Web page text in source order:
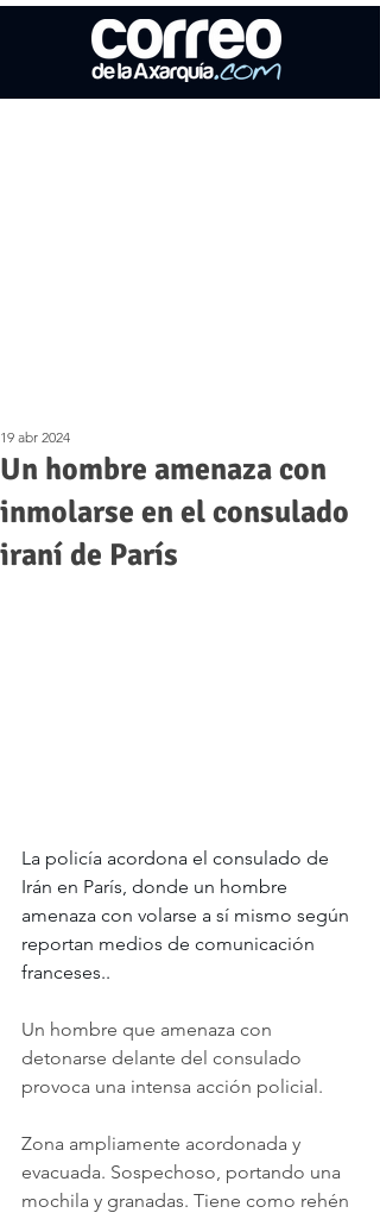
Un hombre amenaza con
inmolarse en el consulado
iraní de París
19 abr 2024
La policía acordona el consulado de
Irán en París, donde un hombre
amenaza con volarse a sí mismo según
reportan medios de comunicación
franceses..
Un hombre que amenaza con
detonarse delante del consulado
provoca una intensa acción policial.
Zona ampliamente acordonada y
evacuada. Sospechoso, portando una
mochila y granadas. Tiene como rehén